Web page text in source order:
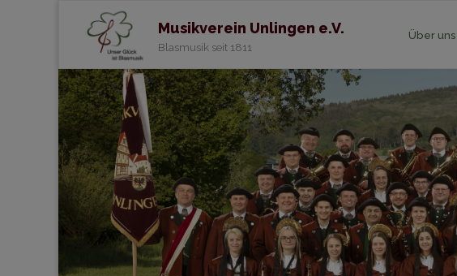
Musikverein Unlingen e.V.
Blasmusik seit 1811
content
Über uns